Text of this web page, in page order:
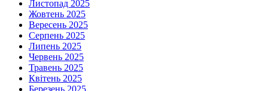
Листопад 2025
Жовтень 2025
Вересень 2025
Серпень 2025
Липень 2025
Червень 2025
Травень 2025
Квітень 2025